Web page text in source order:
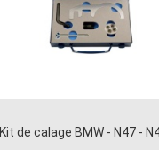
Kit de calage BMW - N47 -